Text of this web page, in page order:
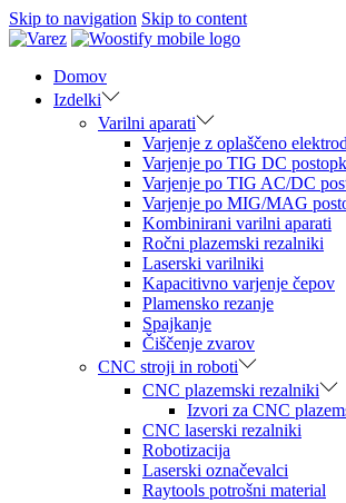
Skip to navigation Skip to content
Domov
Izdelki
Varilni aparati
Varjenje z oplaščeno
Varjenje po TIG DC
Varjenje po TIG AC/DC
Varjenje po MIG/MAG
Kombinirani varilni aparati
Ročni plazemski rezalniki
Laserski varilniki
Kapacitivno varjenje čepov
Plamensko rezanje
Spajkanje
Čiščenje zvarov
CNC stroji in roboti
CNC plazemski rezalniki
Izvori za CNC
CNC laserski rezalniki
Robotizacija
Laserski označevalci
Raytools potrošni material